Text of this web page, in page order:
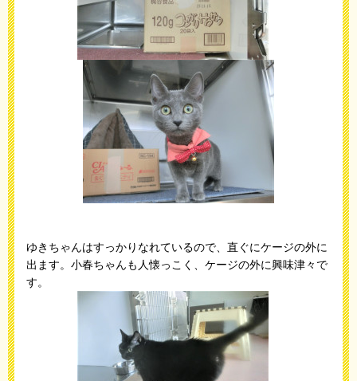
ゆきちゃんはすっかりなれているので、直ぐにケージの外に
出ます。小春ちゃんも人懐っこく、ケージの外に興味津々で
す。